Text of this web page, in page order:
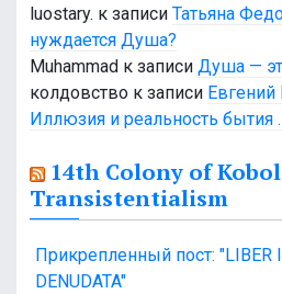
luostary. к записи Татьяна
нуждается Душа?
Muhammad к записи Душа —
колдовство к записи Евгений
Иллюзия и реальность бытия
14th Colony of
Transistentialism
Прикрепленный пост: "LIBER
DENUDATA"